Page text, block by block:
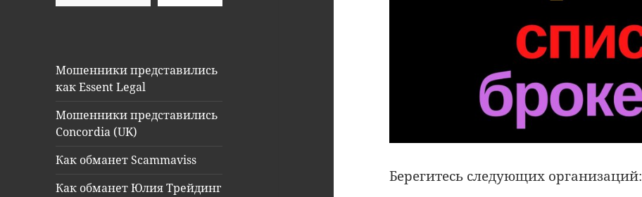
Мошенники представились
как Essent Legal
Мошенники представились
Concordia (UK)
Как обманет Scammaviss
Как обманет Юлия Трейдинг
Берегитесь следующих организаций: